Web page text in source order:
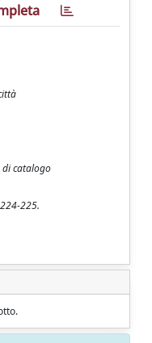
di catalogo
225.